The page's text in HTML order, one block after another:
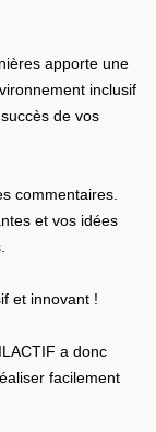
apporte une
inclusif
de vos
commentaires.
et vos idées
et innovant !
a donc
facilement